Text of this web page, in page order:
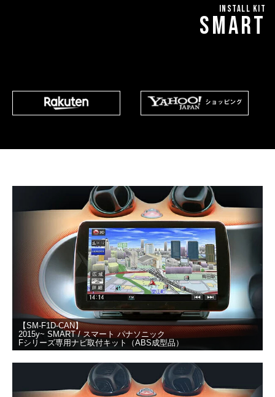
INSTALL KIT
SMART
【SM-F1D-CAN】
2015y~ SMART / スマート パナソニック
Fシリーズ専用ナビ取付キット（ABS成型品）